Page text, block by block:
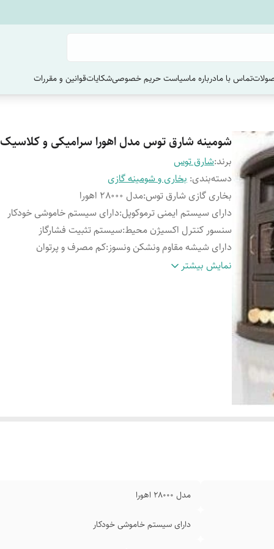
تماس با مادرباره ماسیاست حریم خصوصیشکایاتقوانین و مقررات
شومینه شارق توس مدل اهورا سرامیکی و کلاسیک ۲۸۰۰۰
برند:شارق توس
دسته‌بندی: بخاری و شومینه گازی
بخاری گازی شارق توس:مدل 28000 اهورا
دارای سیستم ایمنی ترموکوپل:دارای سیستم خاموشی خودکار
سنسور کنترل اکسیژن محیط:سیستم تثبیت فشارگاز
دارای شیشه مقاوم ونشکن ونسوز:کم مصرف و پرتوان
دارای طول850/عرض 460 میلی متر
نمایش بیشتر
مدل 28000 اهورا
دارای سیستم خاموشی خودکار